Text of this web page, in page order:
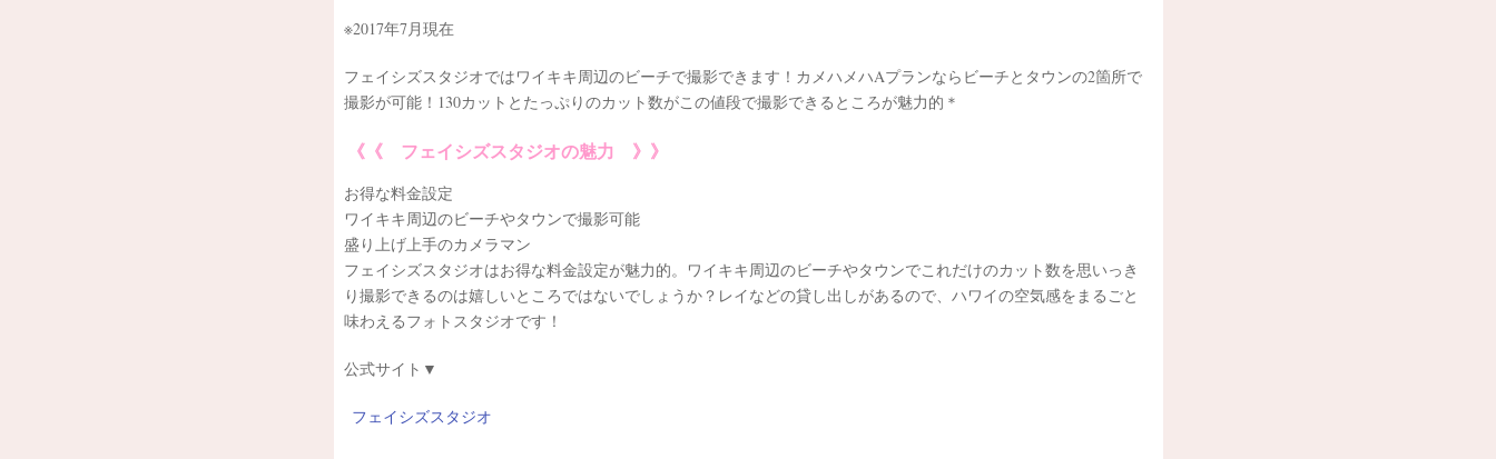
※2017年7月現在
フェイシズスタジオではワイキキ周辺のビーチで撮影できます！カメハメハAプランならビーチとタウンの2箇所で
撮影が可能！130カットとたっぷりのカット数がこの値段で撮影できるところが魅力的＊
《《 フェイシズスタジオの魅力 》》
お得な料金設定
ワイキキ周辺のビーチやタウンで撮影可能
盛り上げ上手のカメラマン
フェイシズスタジオはお得な料金設定が魅力的。ワイキキ周辺のビーチやタウンでこれだけのカット数を思いっき
り撮影できるのは嬉しいところではないでしょうか？レイなどの貸し出しがあるので、ハワイの空気感をまるごと
味わえるフォトスタジオです！
公式サイト▼
フェイシズスタジオ